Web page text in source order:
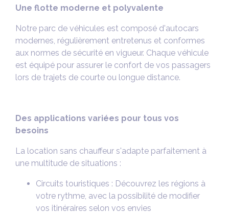
Une flotte moderne et polyvalente
Notre parc de véhicules est composé d'autocars
modernes, régulièrement entretenus et conformes
aux normes de sécurité en vigueur. Chaque véhicule
est équipé pour assurer le confort de vos passagers
lors de trajets de courte ou longue distance.
Des applications variées pour tous vos
besoins
La location sans chauffeur s'adapte parfaitement à
une multitude de situations :
Circuits touristiques : Découvrez les régions à
votre rythme, avec la possibilité de modifier
vos itinéraires selon vos envies